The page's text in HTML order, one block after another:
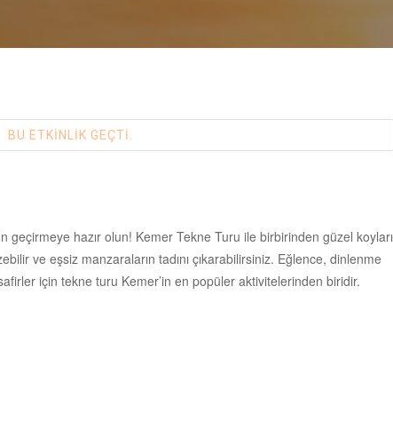
BU ETKINLIK GEÇTI.
geçirmeye hazır olun! Kemer Tekne Turu ile birbirinden güzel koyları
ve eşsiz manzaraların tadını çıkarabilirsiniz. Eğlence, dinlenme
için tekne turu Kemer’in en popüler aktivitelerinden biridir.